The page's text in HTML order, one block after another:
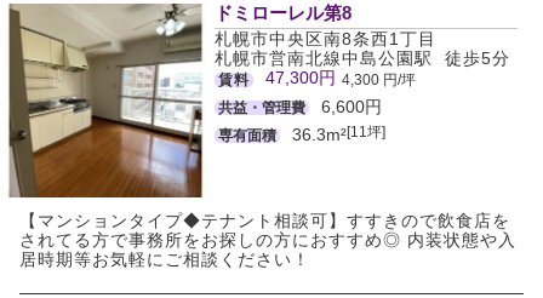
ドミローレル第8
札幌市中央区南8条西1丁目
札幌市営南北線中島公園駅 徒歩5分
賃料 47,300円 4,300 円/坪
共益・管理費
6,600円
専有面積 36.3m²[11坪]
【マンションタイプ◆テナント相談可】すすきので飲食店を
されてる方で事務所をお探しの方におすすめ◎ 内装状態や入
居時期等お気軽にご相談ください！